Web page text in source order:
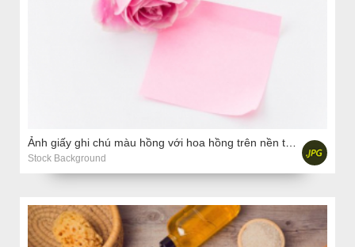
Ảnh giấy ghi chú màu hồng với hoa hồng trên nền trắng
Stock Background